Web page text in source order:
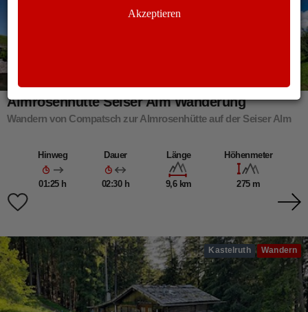
Almrosenhütte Seiser Alm Wanderung
Wandern von Compatsch zur Almrosenhütte auf der Seiser Alm
Hinweg
01:25 h
Dauer
02:30 h
Länge
9,6 km
Höhenmeter
275 m
Kastelruth Wandern
Akzeptieren